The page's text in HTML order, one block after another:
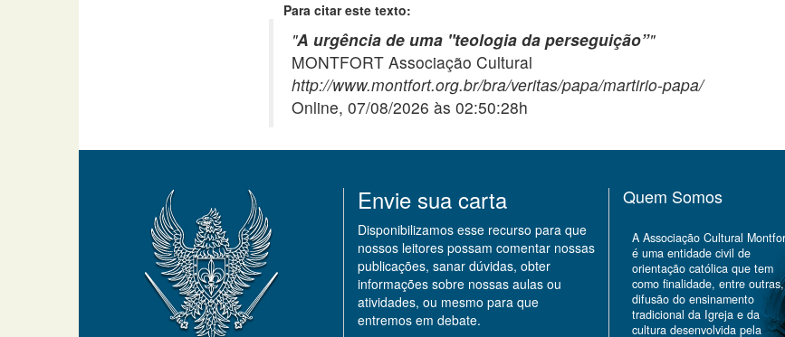
Para citar este texto:
"A urgência de uma "teologia da perseguição”"
MONTFORT Associação Cultural
http://www.montfort.org.br/bra/veritas/papa/martirio-papa/
Online, 07/08/2026 às 02:50:28h
Envie sua carta
Disponibilizamos esse recurso para que
nossos leitores possam comentar nossas
publicações, sanar dúvidas, obter
informações sobre nossas aulas ou
atividades, ou mesmo para que
entremos em debate.
Quem Somos
A Associação Cultural
é uma entidade civil de
orientação católica que tem
como finalidade, entre
difusão do ensinamento
tradicional da Igreja e da
cultura desenvolvida pela